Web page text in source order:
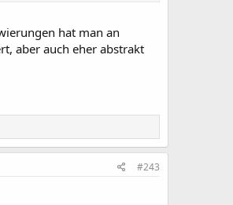
hat man an
aber auch eher abstrakt
#243